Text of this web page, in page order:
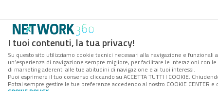
I tuoi contenuti, la tua privacy!
Su questo sito utilizziamo cookie tecnici necessari alla navigazione e
un’esperienza di navigazione sempre migliore, per facilitare le interazioni con
di marketing aderenti alle tue abitudini di navigazione e ai tuoi interessi.
Puoi esprimere il tuo consenso cliccando su ACCETTA TUTTI I COOKIE.
Potrai sempre gestire le tue preferenze accedendo al nostro COOKIE